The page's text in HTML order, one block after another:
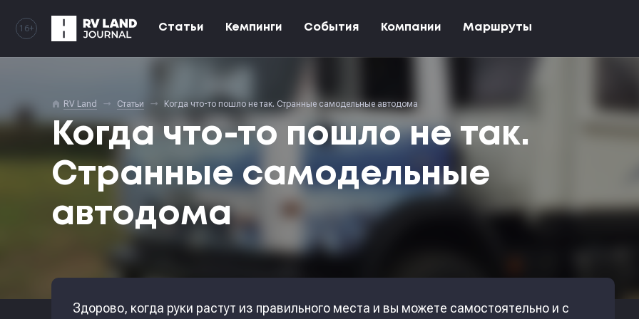
Статьи Кемпинги События Компании Маршруты
16+
home RV Land Статьи Когда что-то пошло не так. Странные самодельные автодома
Когда что-то пошло не так.
Странные самодельные
автодома
Здорово, когда руки растут из правильного места и вы можете самостоятельно и с